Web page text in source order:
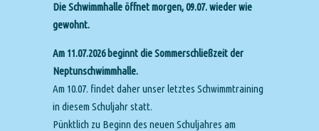
Die Schwimmhalle öffnet morgen, 09.07. wieder wie
gewohnt.
Am 11.07.2026 beginnt die Sommerschließzeit der
Neptunschwimmhalle.
Am 10.07. findet daher unser letztes Schwimmtraining
in diesem Schuljahr statt.
Pünktlich zu Beginn des neuen Schuljahres am